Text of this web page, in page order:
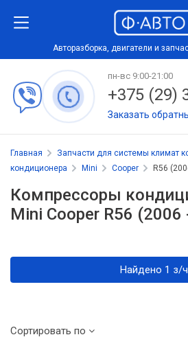
Авторазборка, двигатели и
пн-вс 9:00-21:00
+375 (29)
Заказать
Главная Запчасти для системы климат
кондиционера
Mini Cooper R56
Компрессоры
Mini Cooper R56 (2006
Найдено 1 з/ч
Сортировать по